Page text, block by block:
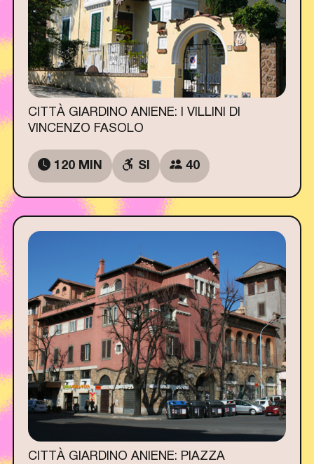
CITTÀ GIARDINO ANIENE: I VILLINI DI
VINCENZO FASOLO
120 MIN SI 40
CITTÀ GIARDINO ANIENE: PIAZZA